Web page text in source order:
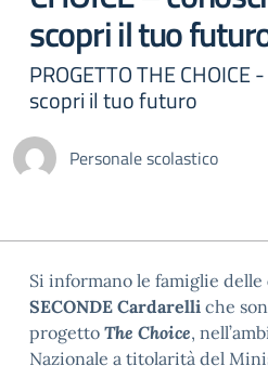
scopri il tuo
PROGETTO THE
scopri il tuo futuro
Personale scolastico
Si informano le famiglie delle
SECONDE Cardarelli che
progetto The Choice,
Nazionale a titolarità del